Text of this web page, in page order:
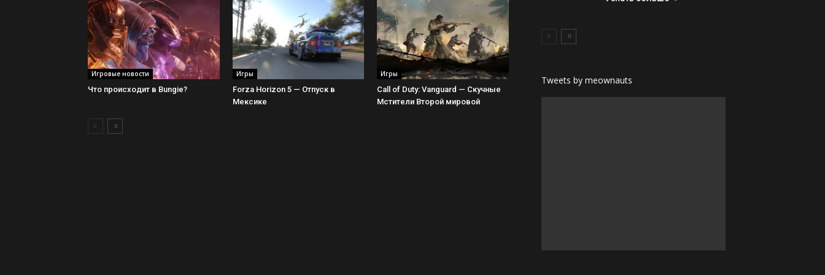
Игровые новости
Что происходит в Bungie?
Игры
Forza Horizon 5 — Отпуск в
Мексике
Игры
Call of Duty: Vanguard — Скучные
Мстители Второй мировой
Tweets by meownauts